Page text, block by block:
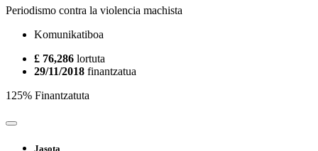
Periodismo contra la violencia machista
Komunikatiboa
£ 76,286 lortuta
29/11/2018 finantzatua
125% Finantzatuta
Jasota